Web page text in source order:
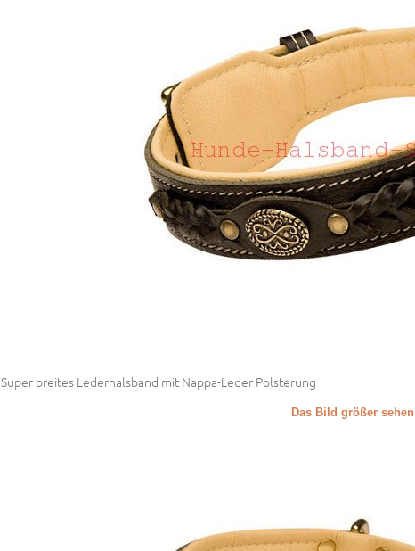
Super breites Lederhalsband mit Nappa-Leder Polsterung
Das Bild größer sehen